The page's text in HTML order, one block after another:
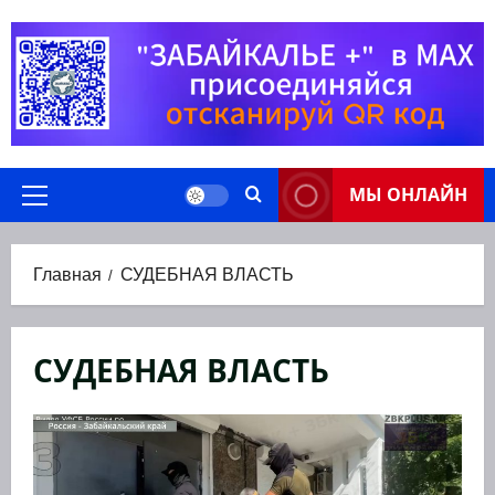
содержимому
Основное
МЫ ОНЛАЙН
Главная СУДЕБНАЯ ВЛАСТЬ
СУДЕБНАЯ ВЛАСТЬ